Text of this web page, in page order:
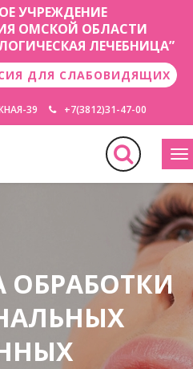
УЧРЕЖДЕНИЕ
ОМСКОЙ ОБЛАСТИ
ЛЕЧЕБНИЦА”
ДЛЯ СЛАБОВИДЯЩИХ
39 +7(3812)31-47-00
ОБРАБОТКИ